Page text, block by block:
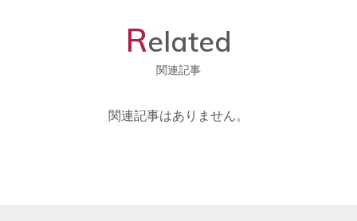
Related
関連記事
関連記事はありません。